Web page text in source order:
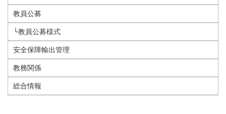
教員公募
└教員公募様式
安全保障輸出管理
教務関係
総合情報